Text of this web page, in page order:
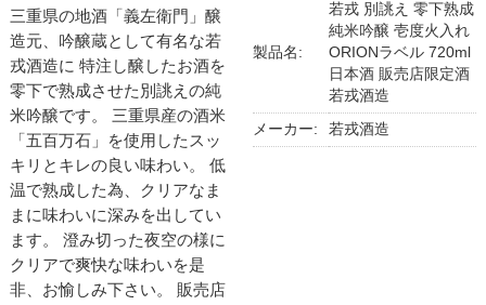
三重県の地酒「義左衛門」醸
造元、吟醸蔵として有名な若
戎酒造に 特注し醸したお酒を
零下で熟成させた別誂えの純
米吟醸です。 三重県産の酒米
「五百万石」を使用したスッ
キリとキレの良い味わい。 低
温で熟成した為、クリアなま
まに味わいに深みを出してい
ます。 澄み切った夜空の様に
クリアで爽快な味わいを是
非、お愉しみ下さい。 販売店
製品名:
若戎 別誂え 零下熟成
純米吟醸 壱度火入れ
ORIONラベル 720ml
日本酒 販売店限定酒
若戎酒造
メーカー: 若戎酒造